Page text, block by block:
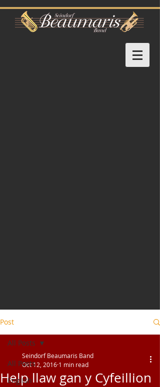
Post
All Posts
English
All Posts
Help llaw gan y Cyfeillion
Seindorf Beaumaris Band
Oct 12, 2016 1 min read